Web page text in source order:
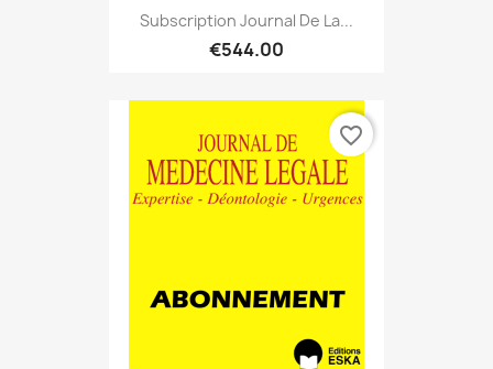
Subscription Journal De La...
€544.00
favorite_border